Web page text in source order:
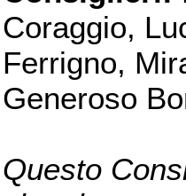
Coraggio,
Ferrigno,
Generoso
Questo